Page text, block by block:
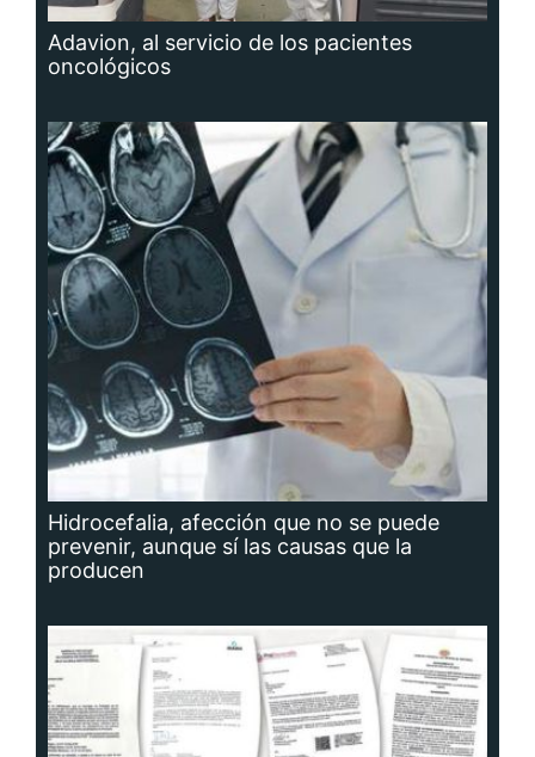
Adavion, al servicio de los pacientes
oncológicos
Hidrocefalia, afección que no se puede
prevenir, aunque sí las causas que la
producen